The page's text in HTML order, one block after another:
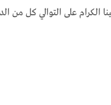
الكرام على التوالي كل